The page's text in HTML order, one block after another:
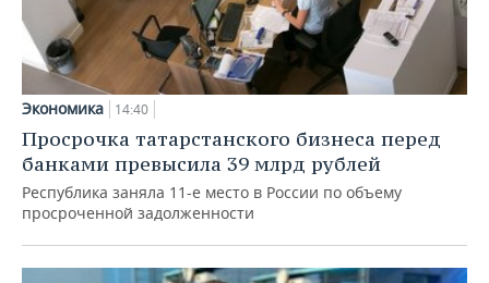
Экономика 14:40
Просрочка татарстанского бизнеса перед
банками превысила 39 млрд рублей
Республика заняла 11-е место в России по объему
просроченной задолженности